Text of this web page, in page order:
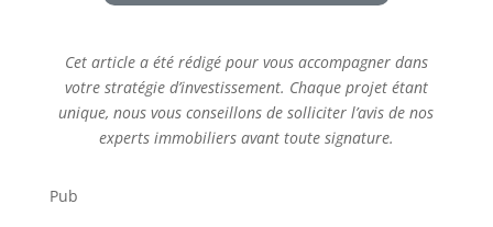
Cet article a été rédigé pour vous accompagner dans
votre stratégie d’investissement. Chaque projet étant
unique, nous vous conseillons de solliciter l’avis de nos
experts immobiliers avant toute signature.
Pub